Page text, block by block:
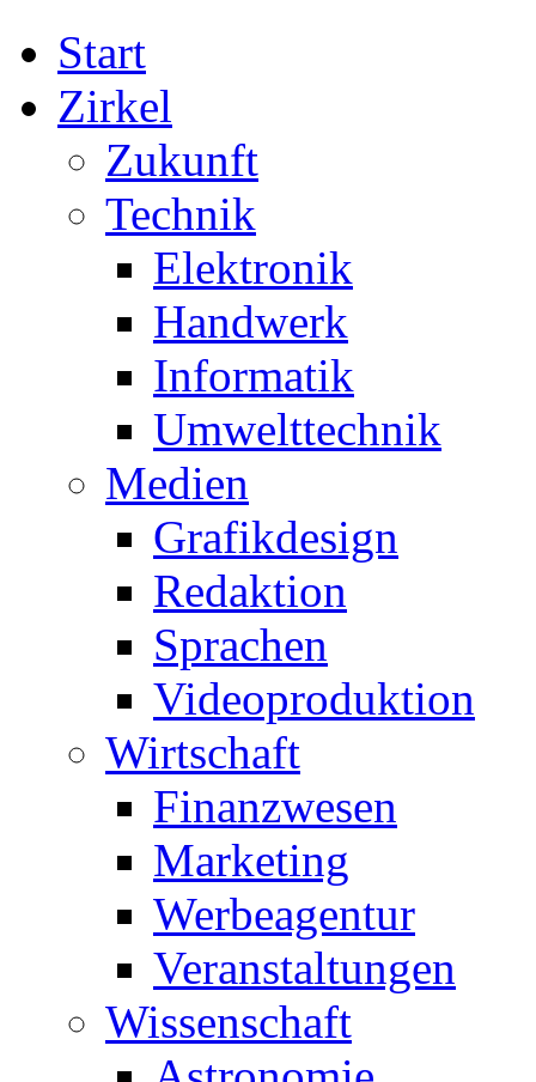
Start
Zirkel
Zukunft
Technik
Elektronik
Handwerk
Informatik
Umwelttechnik
Medien
Grafikdesign
Redaktion
Sprachen
Videoproduktion
Wirtschaft
Finanzwesen
Marketing
Werbeagentur
Veranstaltungen
Wissenschaft